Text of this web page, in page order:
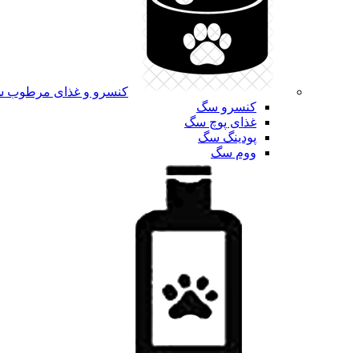
کنسرو و غذای
کنسرو سگ
غذای پوچ سگ
پودینگ سگ
ووم سگ